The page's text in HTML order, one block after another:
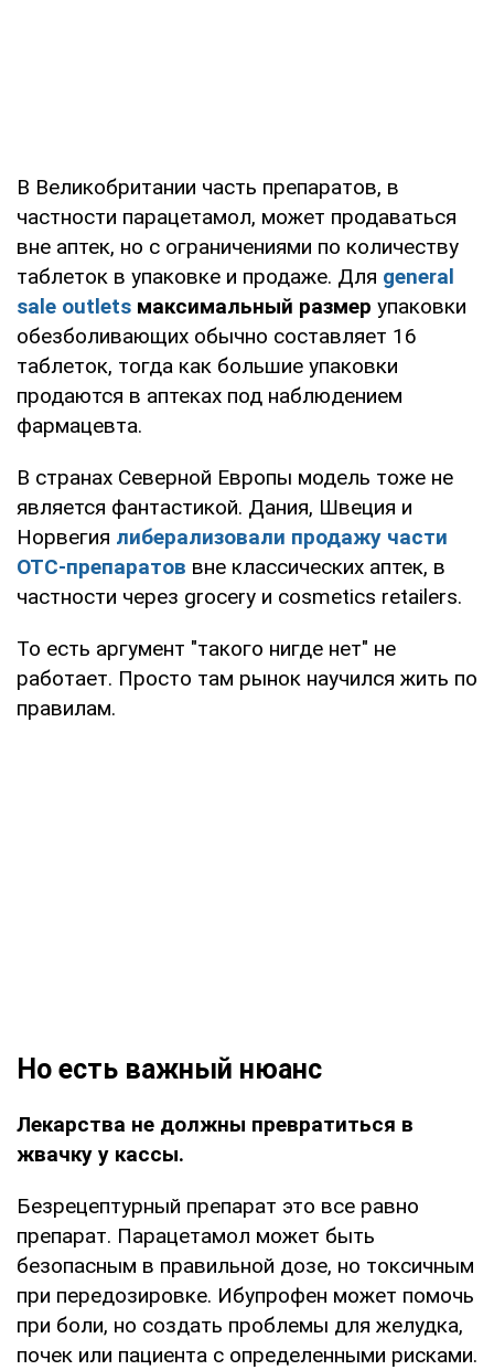
В Великобритании часть препаратов, в
частности парацетамол, может продаваться
вне аптек, но с ограничениями по количеству
таблеток в упаковке и продаже. Для general
sale outlets максимальный размер упаковки
обезболивающих обычно составляет 16
таблеток, тогда как большие упаковки
продаются в аптеках под наблюдением
фармацевта.
В странах Северной Европы модель тоже не
является фантастикой. Дания, Швеция и
Норвегия либерализовали продажу части
OTC-препаратов вне классических аптек, в
частности через grocery и cosmetics retailers.
То есть аргумент "такого нигде нет" не
работает. Просто там рынок научился жить по
правилам.
Но есть важный нюанс
Лекарства не должны превратиться в
жвачку у кассы.
Безрецептурный препарат это все равно
препарат. Парацетамол может быть
безопасным в правильной дозе, но токсичным
при передозировке. Ибупрофен может помочь
при боли, но создать проблемы для желудка,
почек или пациента с определенными рисками.